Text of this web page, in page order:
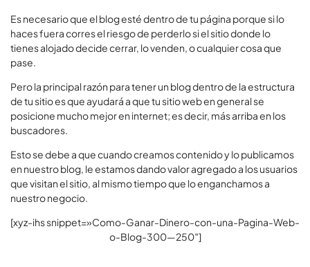
Es necesario que el blog esté dentro de tu página porque si lo
haces fuera corres el riesgo de perderlo si el sitio donde lo
tienes alojado decide cerrar, lo venden, o cualquier cosa que
pase.
Pero la principal razón para tener un blog dentro de la estructura
de tu sitio es que ayudará a que tu sitio web en general se
posicione mucho mejor en internet; es decir, más arriba en los
buscadores.
Esto se debe a que cuando creamos contenido y lo publicamos
en nuestro blog, le estamos dando valor agregado a los usuarios
que visitan el sitio, al mismo tiempo que lo enganchamos a
nuestro negocio.
[xyz-ihs snippet=»Como-Ganar-Dinero-con-una-Pagina-Web-
o-Blog-300—250″]